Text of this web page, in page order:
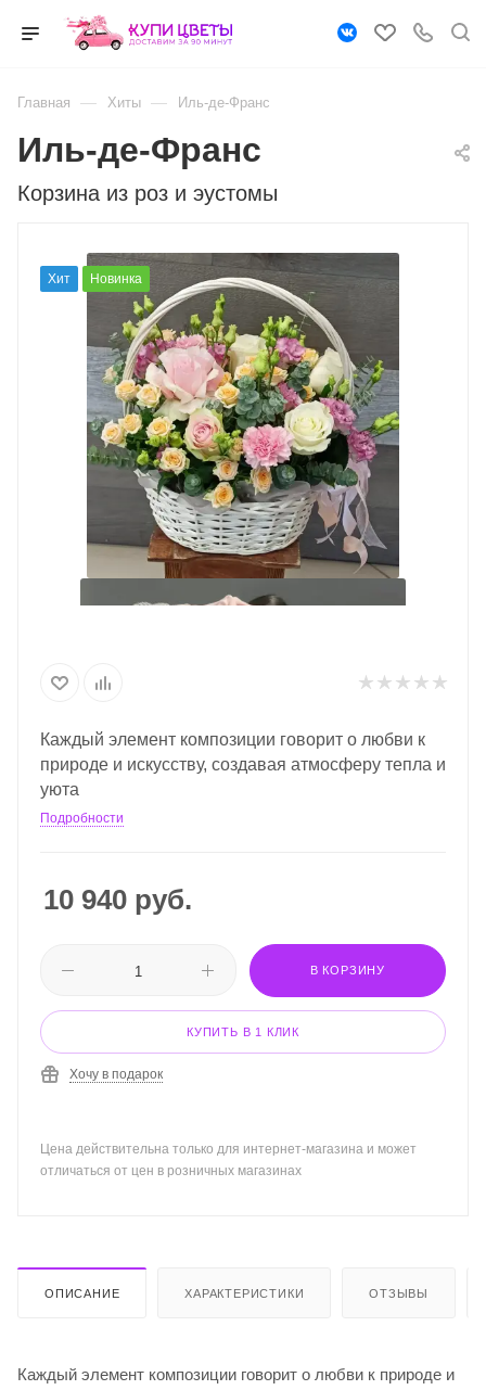
Главная — Хиты — Иль-де-Франс
Корзина из роз и эустомы
Иль-де-Франс
Хит Новинка
Каждый элемент композиции говорит о любви к
природе и искусству, создавая атмосферу тепла и
уюта
Подробности
10 940 руб.
В КОРЗИНУ
КУПИТЬ В 1 КЛИК
Хочу в подарок
Цена действительна только для интернет-магазина и может
отличаться от цен в розничных магазинах
ОПИСАНИЕ ХАРАКТЕРИСТИКИ ОТЗЫВЫ
Каждый элемент композиции говорит о любви к природе и